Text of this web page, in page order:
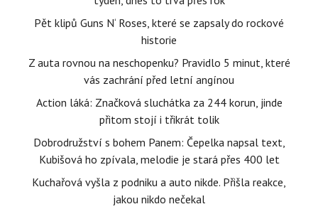
Pět klipů Guns N‘ Roses, které se zapsaly do rockové
historie
Z auta rovnou na neschopenku? Pravidlo 5 minut, které
vás zachrání před letní angínou
Action láká: Značková sluchátka za 244 korun, jinde
přitom stojí i třikrát tolik
Dobrodružství s bohem Panem: Čepelka napsal text,
Kubišová ho zpívala, melodie je stará přes 400 let
Kuchařová vyšla z podniku a auto nikde. Přišla reakce,
jakou nikdo nečekal